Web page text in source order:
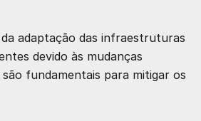
adaptação das infraestruturas
devido às mudanças
fundamentais para mitigar os